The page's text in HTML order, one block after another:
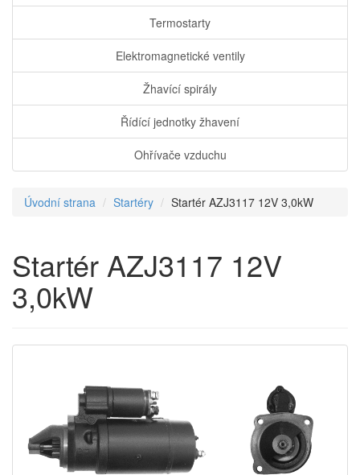
Termostarty
Elektromagnetické ventily
Žhavící spirály
Řídící jednotky žhavení
Ohřívače vzduchu
Úvodní strana Startéry Startér AZJ3117 12V 3,0kW
Startér AZJ3117 12V
3,0kW